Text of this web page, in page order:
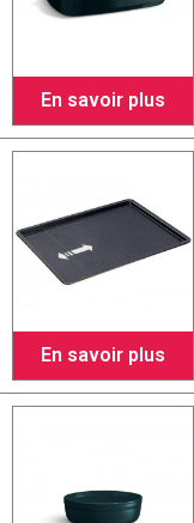
En savoir plus
En savoir plus